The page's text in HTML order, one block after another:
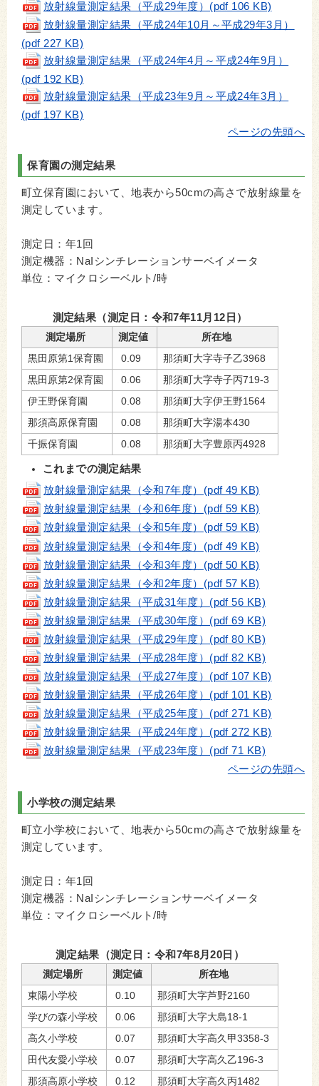
放射線量測定結果（平成29年度）(pdf 106 KB)
放射線量測定結果（平成24年10月～平成29年3月）
(pdf 227 KB)
放射線量測定結果（平成24年4月～平成24年9月）
(pdf 192 KB)
放射線量測定結果（平成23年9月～平成24年3月）
(pdf 197 KB)
ページの先頭へ
保育園の測定結果
町立保育園において、地表から50cmの高さで放射線量を
測定しています。
測定日：年1回
測定機器：NaIシンチレーションサーベイメータ
単位：マイクロシーベルト/時
測定結果（測定日：令和7年11月12日）
測定場所
測定値
所在地
黒田原第1保育園
0.09
那須町大字寺子乙3968
黒田原第2保育園
0.06
那須町大字寺子丙719-3
伊王野保育園
0.08
那須町大字伊王野1564
那須高原保育園
0.08
那須町大字湯本430
千振保育園
0.08 那須町大字豊原丙4928
これまでの測定結果
放射線量測定結果（令和7年度）(pdf 49 KB)
放射線量測定結果（令和6年度） (pdf 59 KB)
放射線量測定結果（令和5年度） (pdf 59 KB)
放射線量測定結果（令和4年度） (pdf 49 KB)
放射線量測定結果（令和3年度） (pdf 50 KB)
放射線量測定結果（令和2年度） (pdf 57 KB)
放射線量測定結果（平成31年度） (pdf 56 KB)
放射線量測定結果（平成30年度）(pdf 69 KB)
放射線量測定結果（平成29年度）(pdf 80 KB)
放射線量測定結果（平成28年度）(pdf 82 KB)
放射線量測定結果（平成27年度）(pdf 107 KB)
放射線量測定結果（平成26年度）(pdf 101 KB)
放射線量測定結果（平成25年度）(pdf 271 KB)
放射線量測定結果（平成24年度）(pdf 272 KB)
放射線量測定結果（平成23年度）(pdf 71 KB)
ページの先頭へ
小学校の測定結果
町立小学校において、地表から50cmの高さで放射線量を
測定しています。
測定日：年1回
測定機器：NaIシンチレーションサーベイメータ
単位：マイクロシーベルト/時
測定結果（測定日：令和7年8月20日）
測定場所
測定値
所在地
東陽小学校
0.10
那須町大字芦野2160
学びの森小学校
0.06
那須町大字大島18-1
高久小学校
0.07
那須町大字高久甲3358-3
田代友愛小学校
0.07
那須町大字高久乙196-3
那須高原小学校
0.12 那須町大字高久丙1482